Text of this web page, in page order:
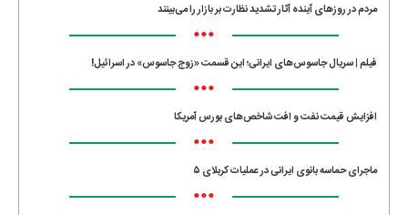
مردم در روزهای آینده آثار تشدید نظارت بر بازار را می‌بینند
•••
فیلم | سریال جاسوس‌های ایرانی؛ این قسمت «زوج جاسوس» در اسرائیل!
•••
افزایش قیمت نفت و افت شاخص‌های بورس آمریکا
•••
ماجرای حماسه‌ بانوی ایرانی در عملیات کربلای ۵
•••